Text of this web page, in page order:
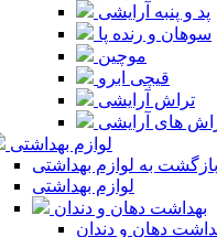
پد و پنبه آرایشی
سوهان و رنده پا
موچین
قیچی ابرو
تراش آرایشی
های آرایشی
لوازم بهداشتی
بازگشت به لوازم بهداشتی
لوازم بهداشتی
بهداشت دهان و دندان
دهان و دندان